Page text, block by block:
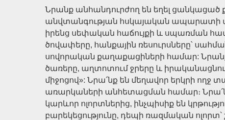
Նրանք անհանդուրժող են եղել
անվտանգության հսկայական ապարատի
իրենց սեփական հաճույքի և սպառման
ծովափերը, հանքային ռեսուրսները՝
սովորական քաղաքացիների համար:
ծառերը, աղտոտում ջրերը և
միջոցով»: Նրա՛նք են մեղավոր երկրի
առարկաների անհետացման համար։
կարևոր ոլորտներից, ինչպիսիք են
բարեկեցությունը, դեպի ռազմական